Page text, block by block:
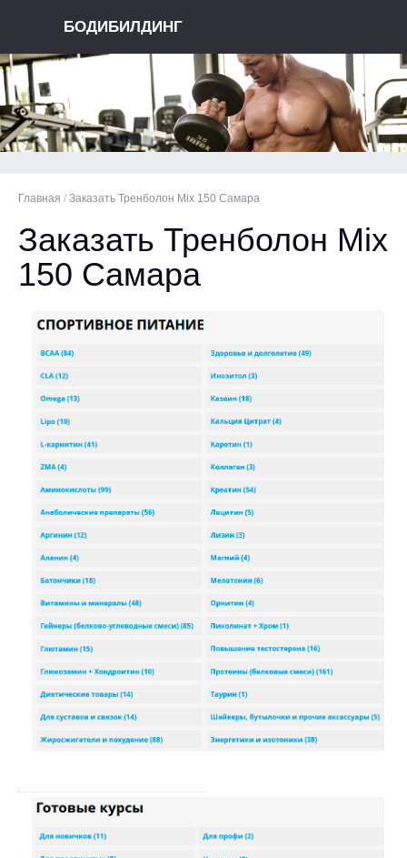
БОДИБИЛДИНГ
Главная / Заказать Тренболон Mix 150 Самара
Заказать Тренболон Mix
150 Самара